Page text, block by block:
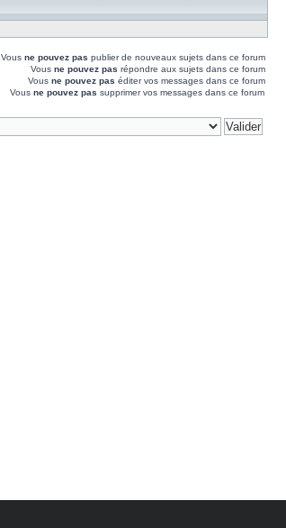
Vous ne pouvez pas publier de nouveaux sujets dans ce forum
Vous ne pouvez pas répondre aux sujets dans ce forum
Vous ne pouvez pas éditer vos messages dans ce forum
Vous ne pouvez pas supprimer vos messages dans ce forum